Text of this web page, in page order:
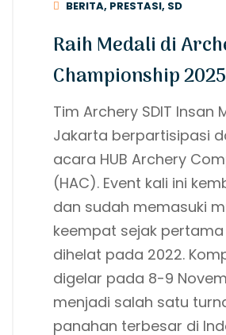
BERITA, PRESTASI, SD
Raih Medali di
Championship 2025
Tim Archery SDIT Insan
Jakarta berpartisipasi
acara HUB Archery
(HAC). Event kali ini
dan sudah memasuki
keempat sejak pertama
dihelat pada 2022.
digelar pada 8-9
menjadi salah satu
panahan terbesar di